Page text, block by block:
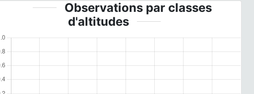
Observations par classes
d'altitudes